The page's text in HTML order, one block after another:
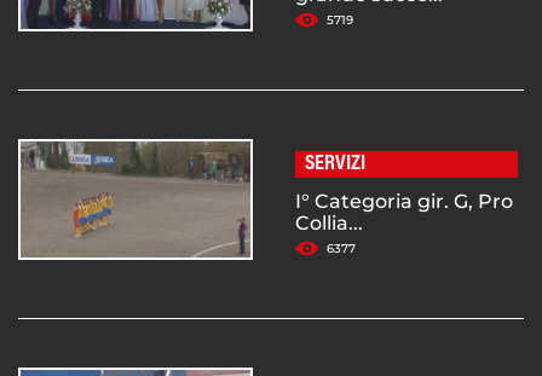
5719
SERVIZI
I° Categoria gir. G, Pro
Collia...
6377